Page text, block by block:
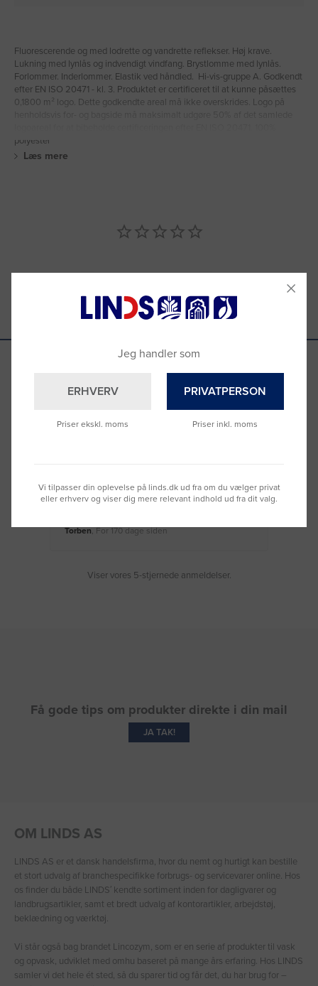
Fluorescerende og med lodrette og vandrette reflekser. Høj krave.
Lukning med lynlås og indvendigt vindfang. Brystlomme med lynlås.
Forlommer. Inderlommer. Elastik ved håndled. Hi-vis-gruppe A. Godkendt
efter EN ISO 20471 - kl. 3. Produktet er certificeret til at kunne påsættes
0,1800 m² logo. Dette godkendte areal må ikke overskrides. Logo på
polyester
Læs mere
Se hvad vores kunder siger
Torben, For 170 dage siden
Viser vores 5-stjernede anmeldelser.
Få gode tips om produkter direkte i din mail
JA TAK!
OM LINDS AS
LINDS AS er et dansk handelsfirma, hvor du nemt og hurtigt kan bestille
et stort udvalg af branchespecifikke forbrugs- og servicevarer online. Hos
os finder du både LINDS′ kendte sortiment inden for dagligvarer og
landbrugsartikler, samt et bredt udvalg af kontorartikler, arbejdstøj,
beklædning og værktøj.
Vi står også bag brandet Lincozym, som er en serie af produkter til vask
og opvask, udviklet med omhu baseret på mange års erfaring. Hos LINDS
samler vi det hele ét sted, så du sparer tid og får det, du har brug for –
Jeg handler som
ERHVERV
Priser ekskl. moms
PRIVATPERSON
Priser inkl. moms
Vi tilpasser din oplevelse på linds.dk ud fra om du vælger privat
eller erhverv og viser dig mere relevant indhold ud fra dit valg.